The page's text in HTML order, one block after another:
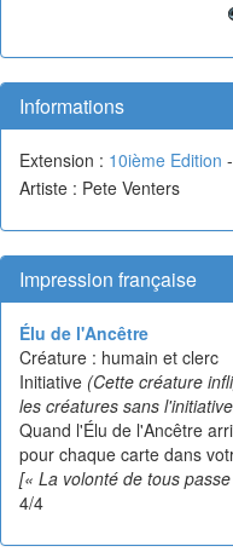
Informations
Extension : 10ième Edition
Artiste : Pete Venters
Impression française
Élu de l'Ancêtre
Créature : humain et clerc
Initiative (Cette créature
les créatures sans
Quand l'Élu de l'Ancêtre
pour chaque carte dans
[« La volonté de tous
4/4